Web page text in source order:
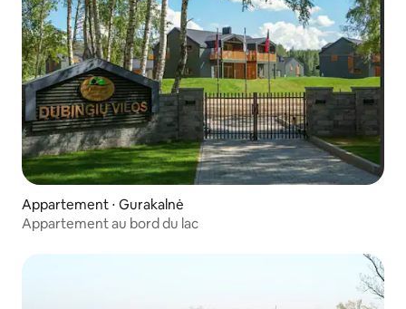
Appartement ⋅ Gurakalnė
Appartement au bord du lac